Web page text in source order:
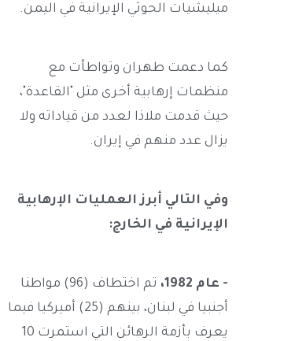
ميليشيات الحوثي الإيرانية في اليمن.
كما دعمت طهران وتواطأت مع
منظمات إرهابية أخرى مثل "القاعدة"،
حيث قدمت ملاذا لعدد من قياداته ولا
يزال عدد منهم في إيران.
وفي التالي أبرز العمليات الإرهابية
الإيرانية في الخارج:
- عام 1982،
تم اختطاف (96) مواطنا
أجنبيا في لبنان، بينهم (25) أميركيا فيما
يعرف بأزمة الرهائن التي استمرت 10